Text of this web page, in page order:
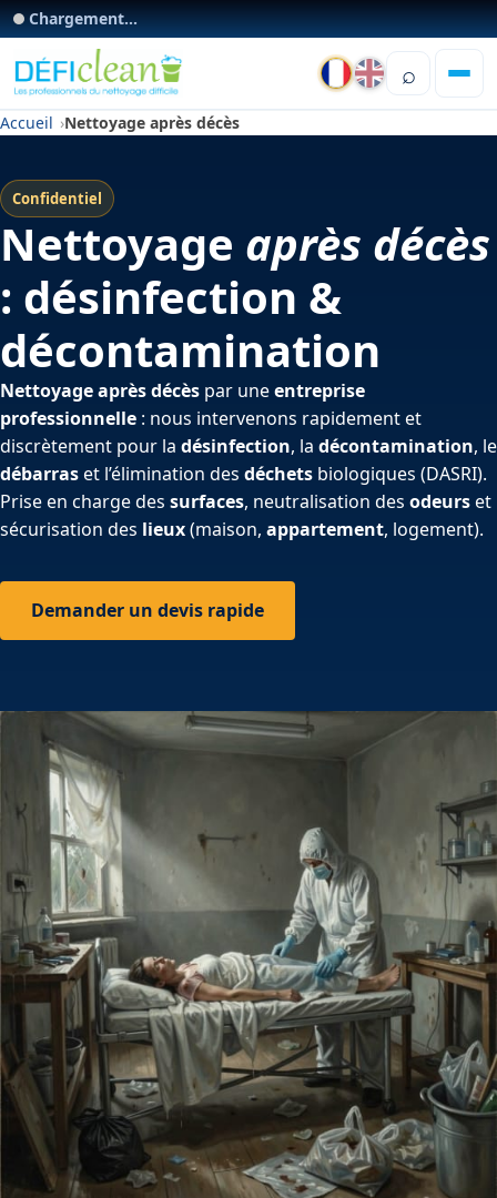
Chargement...
⌕
Accueil Nettoyage après décès
Confidentiel
Nettoyage après décès
: désinfection &
décontamination
Nettoyage après décès par uneentreprise
professionnelle : nous intervenons rapidement et
discrètement pour la désinfection, la décontamination, le
débarraset l’élimination des déchets biologiques (DASRI).
Prise en charge des surfaces, neutralisation des odeurset
sécurisation des lieux(maison, appartement, logement).
Demander un devis rapide